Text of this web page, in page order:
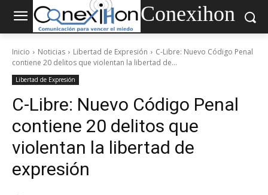
Conexihon
Inicio Noticias Libertad de Expresión
C-Libre: Nuevo Código Penal
contiene 20 delitos que violentan la libertad de...
Libertad de Expresión
C-Libre: Nuevo Código Penal
contiene 20 delitos que
violentan la libertad de
expresión